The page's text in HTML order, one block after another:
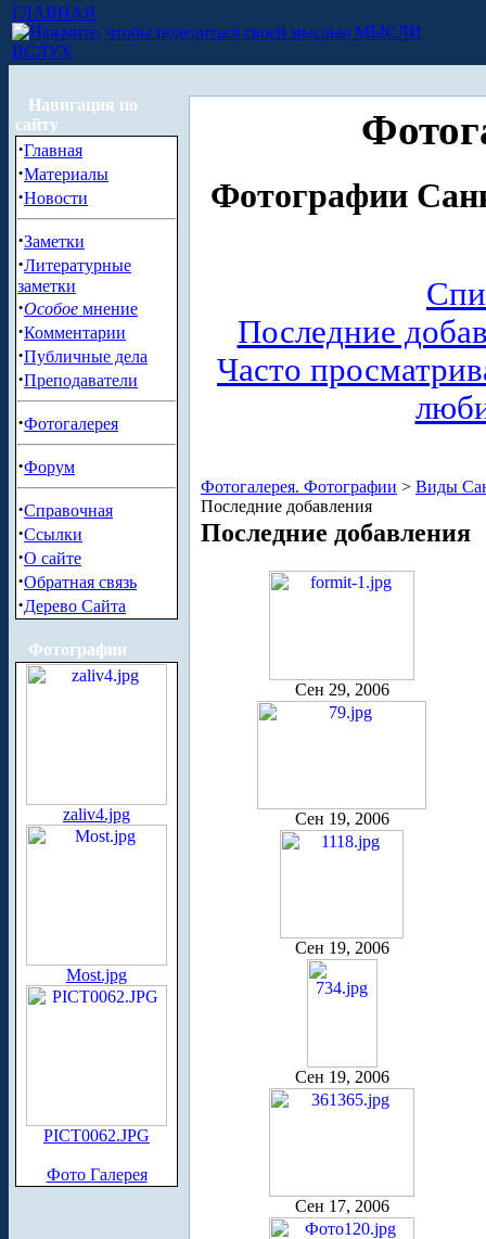
ГЛАВНАЯ
МЫСЛИ
ВСЛУХ
Навигация по
сайту
·Главная
·Материалы
·Новости
·Заметки
·Литературные
заметки
·Особое мнение
·Комментарии
·Публичные дела
·Преподаватели
·Фотогалерея
·Форум
·Справочная
·Ссылки
·О сайте
·Обратная связь
·Дерево Сайта
Фотографии
zaliv4.jpg
Most.jpg
PICT0062.JPG
Фото Галерея
Фотографии
Последние
Часто
Фотогалерея. Фотографии > Виды
Последние добавления
Последние добавления
Сен 29, 2006
Сен 19, 2006
Сен 19, 2006
Сен 19, 2006
Сен 17, 2006